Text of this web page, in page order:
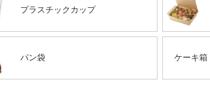
プラスチックカップ
パン袋 ケーキ箱